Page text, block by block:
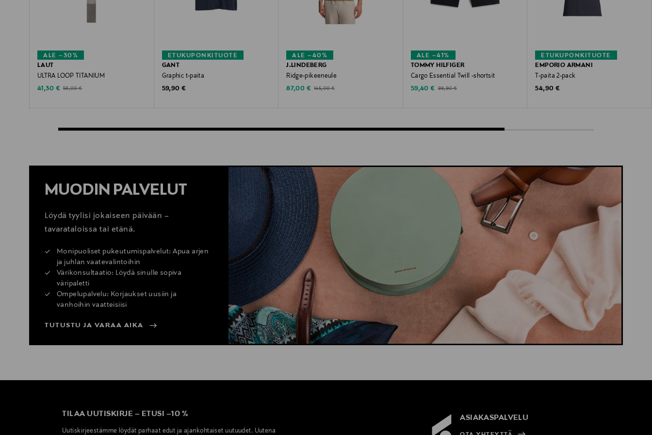
ALE –30%
LAUT
ULTRA LOOP TITANIUM
Discounted Price
41,30 € Original Price
59,00 €
ETUKUPONKITUOTE
GANT
Graphic t-paita
Original Price
59,90 €
ALE –40%
J.LINDEBERG
Ridge-pikeeneule
Discounted Price
87,00 € Original Price
145,00 €
ALE –41%
TOMMY HILFIGER
Cargo Essential Twill -shortsit
Discounted Price
59,40 € Original Price
99,90 €
ETUKUPONKITUOTE
EMPORIO ARMANI
T-paita 2-pack
Original Price
54,90 €
MUODIN PALVELUT
Löydä tyylisi jokaiseen päivään –
tavarataloissa tai etänä.
Monipuoliset pukeutumispalvelut: Apua arjen
ja juhlan vaatevalintoihin
Värikonsultaatio: Löydä sinulle sopiva
väripaletti
Ompelupalvelu: Korjaukset uusiin ja
vanhoihin vaatteisiisi
TUTUSTU JA VARAA AIKA
TILAA UUTISKIRJE – ETUSI –10 %
Uutiskirjeestämme löydät parhaat edut ja ajankohtaiset uutuudet. Uutena
ASIAKASPALVELU